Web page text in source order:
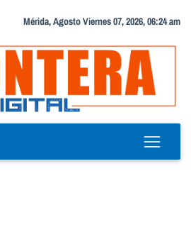
Mérida, Agosto Viernes 07, 2026, 06:24 am